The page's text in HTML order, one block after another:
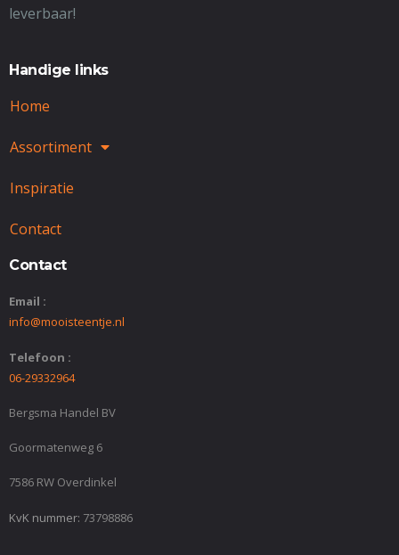
leverbaar!
Handige links
Home
Assortiment
Inspiratie
Contact
Contact
Email :
info@mooisteentje.nl
Telefoon :
06-29332964
Bergsma Handel BV
Goormatenweg 6
7586 RW Overdinkel
KvK nummer: 73798886